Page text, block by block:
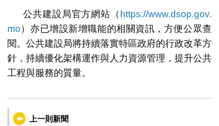
公共建設局官方網站（ https://www.dsop.gov.
mo）亦已增設新增職能的相關資訊，方便公眾查
閱。公共建設局將持續落實特區政府的行政改革方
針，持續優化架構運作與人力資源管理，提升公共
工程與服務的質量。
上一則新聞